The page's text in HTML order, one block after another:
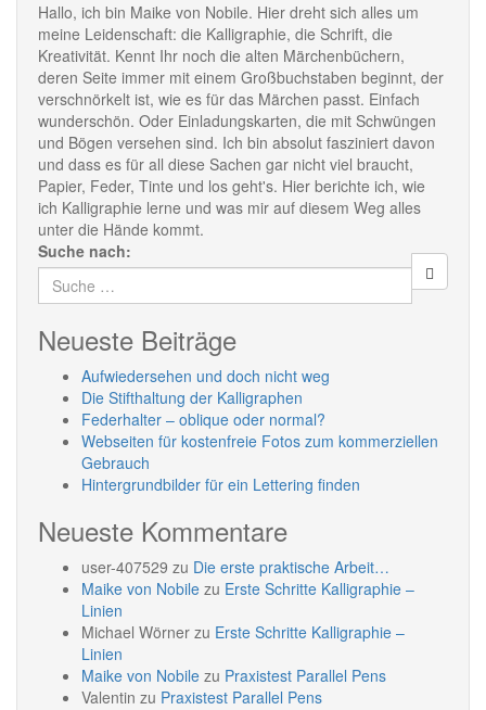
Hallo, ich bin Maike von Nobile. Hier dreht sich alles um
meine Leidenschaft: die Kalligraphie, die Schrift, die
Kreativität. Kennt Ihr noch die alten Märchenbüchern,
deren Seite immer mit einem Großbuchstaben beginnt, der
verschnörkelt ist, wie es für das Märchen passt. Einfach
wunderschön. Oder Einladungskarten, die mit Schwüngen
und Bögen versehen sind. Ich bin absolut fasziniert davon
und dass es für all diese Sachen gar nicht viel braucht,
Papier, Feder, Tinte und los geht's. Hier berichte ich, wie
ich Kalligraphie lerne und was mir auf diesem Weg alles
unter die Hände kommt.
Suche nach:
Neueste Beiträge
Aufwiedersehen und doch nicht weg
Die Stifthaltung der Kalligraphen
Federhalter – oblique oder normal?
Webseiten für kostenfreie Fotos zum kommerziellen
Gebrauch
Hintergrundbilder für ein Lettering finden
Neueste Kommentare
user-407529 zu Die erste praktische Arbeit…
Maike von Nobile zu Erste Schritte Kalligraphie –
Linien
Michael Wörner zu Erste Schritte Kalligraphie –
Linien
Maike von Nobile zu Praxistest Parallel Pens
Valentin zu Praxistest Parallel Pens